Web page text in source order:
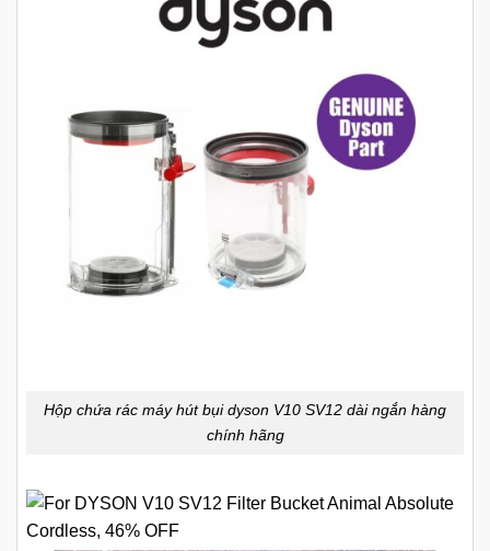
Hộp chứa rác máy hút bụi dyson V10 SV12 dài ngắn hàng
chính hãng